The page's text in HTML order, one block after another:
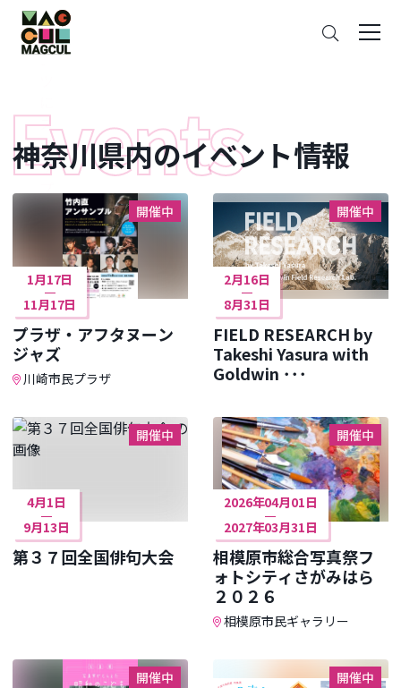
ン
テ
ン
ス
キ
ッ
プ
神奈川県内のイベント情報
開催中
1月17日
11月17日
プラザ・アフタヌーン
ジャズ
川崎市民プラザ
開催中
2月16日
8月31日
FIELD RESEARCH by
Takeshi Yasura with
Goldwin ･･･
開催中
4月1日
9月13日
第３７回全国俳句大会
開催中
2026年04月01日
2027年03月31日
相模原市総合写真祭フ
ォトシティさがみはら
２０２６
相模原市民ギャラリー
開催中 開催中